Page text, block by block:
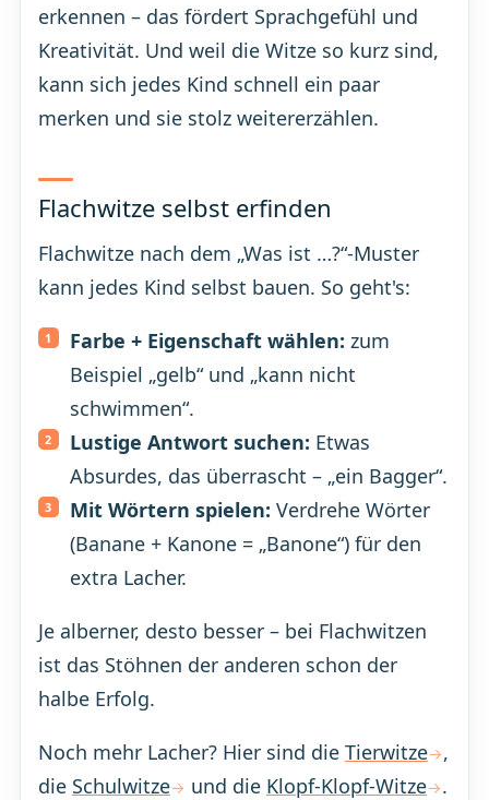
erkennen – das fördert Sprachgefühl und
Kreativität. Und weil die Witze so kurz sind,
kann sich jedes Kind schnell ein paar
merken und sie stolz weitererzählen.
Flachwitze selbst erfinden
Flachwitze nach dem „Was ist …?“-Muster
kann jedes Kind selbst bauen. So geht's:
Farbe + Eigenschaft wählen: zum
Beispiel „gelb“ und „kann nicht
schwimmen“.
Lustige Antwort suchen: Etwas
Absurdes, das überrascht – „ein Bagger“.
Mit Wörtern spielen: Verdrehe Wörter
(Banane + Kanone = „Banone“) für den
extra Lacher.
Je alberner, desto besser – bei Flachwitzen
ist das Stöhnen der anderen schon der
halbe Erfolg.
Noch mehr Lacher? Hier sind die Tierwitze
,
die Schulwitze und die Klopf-Klopf-Witze .